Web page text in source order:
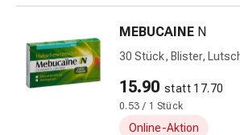
Fieberbläschen
Hautausschlag
Akne
Naturmittel
Bachblütentherapie
Gemmotherapie
Homöopathie
MEBUCAINE N
30 Stück, Blister,
15.90 statt 17.70
0.53 / 1 Stück
Online-Aktion